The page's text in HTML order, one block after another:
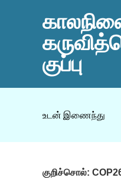
குப்பு
உடன் இணைந்து
குறிச்சொல்: